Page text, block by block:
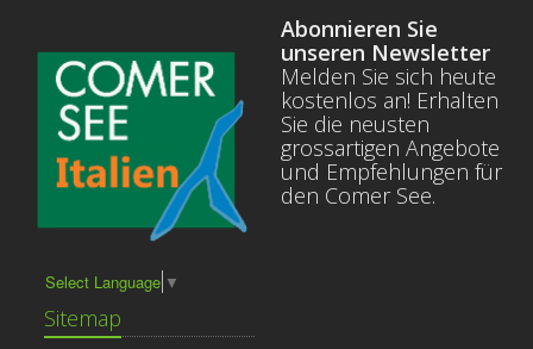
Select Language ▼
Sitemap
Abonnieren Sie
unseren Newsletter
Melden Sie sich heute
kostenlos an! Erhalten
Sie die neusten
grossartigen Angebote
und Empfehlungen für
den Comer See.